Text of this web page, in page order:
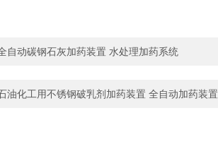
自动碳钢石灰加药装置 水处理加药系统
油化工用不锈钢破乳剂加药装置 全自动加药装置